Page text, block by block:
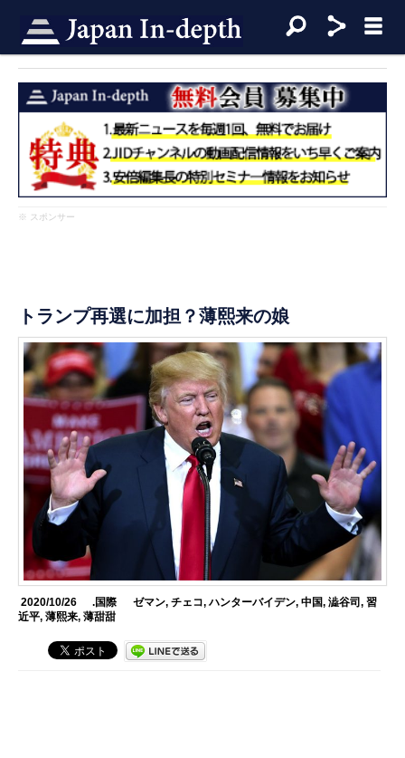
※ スポンサー
トランプ再選に加担？薄熙来の娘
2020/10/26 .国際 ゼマン, チェコ,ハンターバイデン, 中国, 澁谷司 , 習
近平,薄熙来,薄甜甜